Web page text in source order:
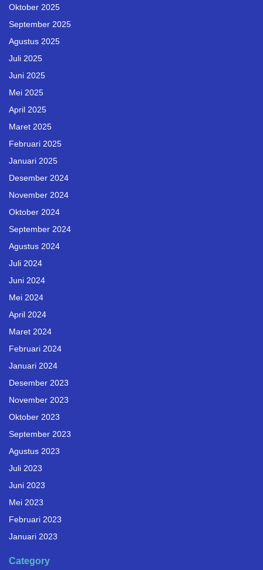
Oktober 2025
September 2025
Agustus 2025
Juli 2025
Juni 2025
Mei 2025
April 2025
Maret 2025
Februari 2025
Januari 2025
Desember 2024
November 2024
Oktober 2024
September 2024
Agustus 2024
Juli 2024
Juni 2024
Mei 2024
April 2024
Maret 2024
Februari 2024
Januari 2024
Desember 2023
November 2023
Oktober 2023
September 2023
Agustus 2023
Juli 2023
Juni 2023
Mei 2023
Februari 2023
Januari 2023
Category